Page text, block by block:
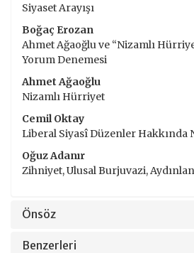
Siyaset Arayışı
Boğaç Erozan
Ahmet Ağaoğlu ve “Nizamlı
Yorum Denemesi
Ahmet Ağaoğlu
Nizamlı Hürriyet
Cemil Oktay
Liberal Siyasî Düzenler Hakkında
Oğuz Adanır
Zihniyet, Ulusal Burjuvazi,
Önsöz
Benzerleri